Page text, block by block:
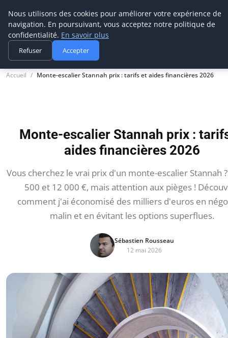
CBA
construction bois
Bricolage & Passion du Bois
Accueil Monte-escalier Stannah prix : tarifs et aides financières 2026
Monte-escalier Stannah prix :
aides financières 2026
Vous cherchez le vrai prix d'un monte-escalier Stannah
500 et 12 000 €, mais attention aux pièges !
comment j'ai économisé des milliers d'euros en
malin et en évitant les options superflues.
Sébastien Rousseau
12 mai 2026
Nous utilisons des cookies pour améliorer votre expérience de
navigation. En poursuivant, vous acceptez notre politique de
confidentialité. En savoir plus
Refuser Accepter